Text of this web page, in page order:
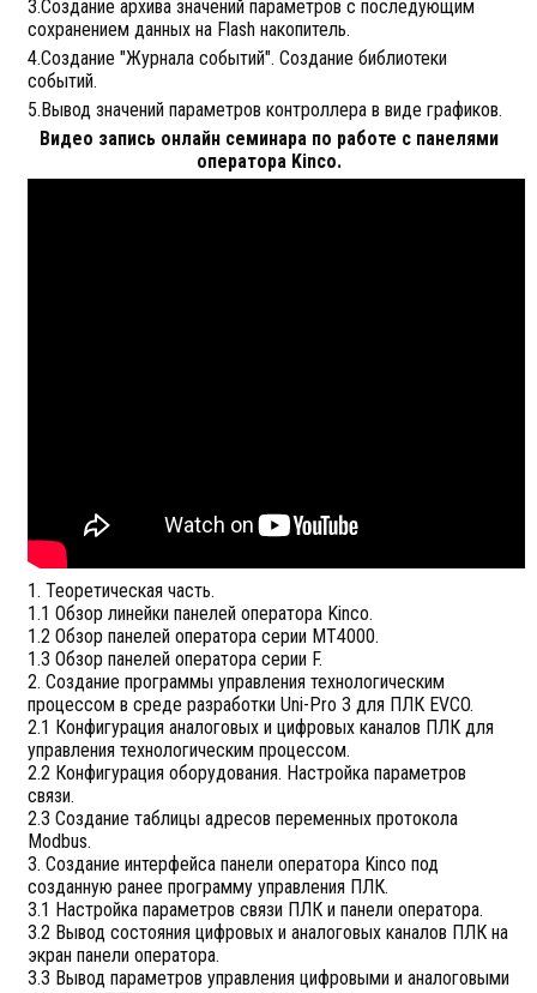
3.Создание архива значений параметров с последующим
сохранением данных на Flash накопитель.
4.Создание "Журнала событий". Создание библиотеки
событий.
5.Вывод значений параметров контроллера в виде графиков.
Видео запись онлайн семинара по работе с панелями
оператора Kinco.
1. Теоретическая часть.
1.1 Обзор линейки панелей оператора Kinco.
1.2 Обзор панелей оператора серии MT4000.
1.3 Обзор панелей оператора серии F.
2. Создание программы управления технологическим
процессом в среде разработки Uni-Pro 3 для ПЛК EVCO.
2.1 Конфигурация аналоговых и цифровых каналов ПЛК для
управления технологическим процессом.
2.2 Конфигурация оборудования. Настройка параметров
связи.
2.3 Создание таблицы адресов переменных протокола
Modbus.
3. Создание интерфейса панели оператора Kinco под
созданную ранее программу управления ПЛК.
3.1 Настройка параметров связи ПЛК и панели оператора.
3.2 Вывод состояния цифровых и аналоговых каналов ПЛК на
экран панели оператора.
3.3 Вывод параметров управления цифровыми и аналоговыми